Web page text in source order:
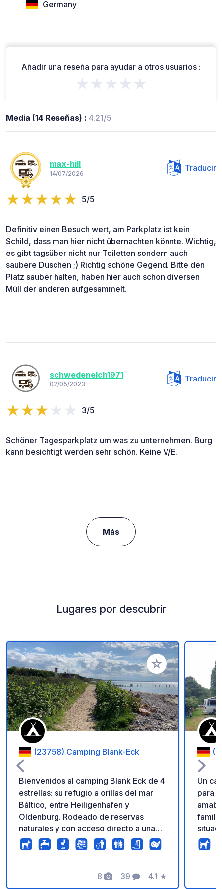
Germany
Añadir una reseña para ayudar a otros usuarios :
★★★★★
Media (14 Reseñas) : 4.21/5
max-hill
14/07/2026
Traducir
5/5
Definitiv einen Besuch wert, am Parkplatz ist kein
Schild, dass man hier nicht übernachten könnte. Wichtig,
es gibt tagsüber nicht nur Toiletten sondern auch
saubere Duschen ;) Richtig schöne Gegend. Bitte den
Platz sauber halten, haben hier auch schon diversen
Müll der anderen aufgesammelt.
schwedenelch1971
02/05/2023
Traducir
3/5
Schöner Tagesparkplatz um was zu unternehmen. Burg
kann besichtigt werden sehr schön. Keine V/E.
Más
Lugares por descubrir
Añadir a tus
(23758) Camping Blank-Eck
Bienvenidos al camping Blank Eck de 4
estrellas: su refugio a orillas del mar
Báltico, entre Heiligenhafen y
Oldenburg. Rodeado de reservas
naturales y con acceso directo a una
playa natural, nuestro camping familiar
ofrece paz y tranquilidad lejos del
modernas instalaciones sanitarias,
8
Fotos
39
Comentarios
4.1
Calificación
★
Un
para